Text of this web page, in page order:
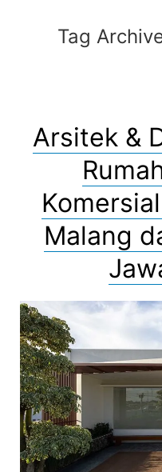
Tag
Arsitek &
Malang